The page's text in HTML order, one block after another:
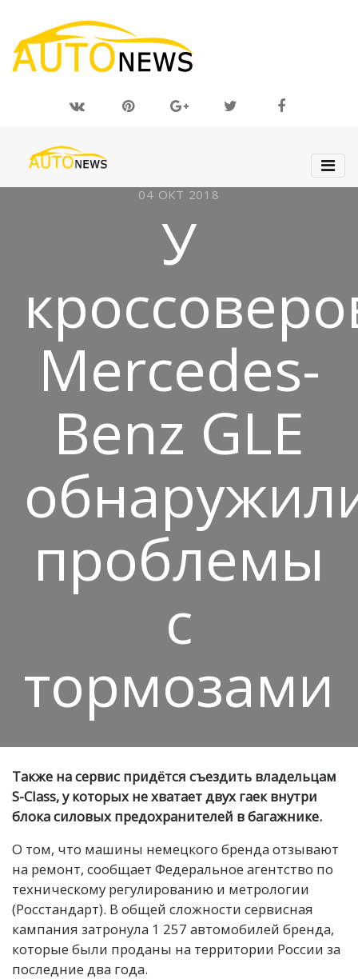
04 ОКТ 2018
У
Mercedes-
Benz GLE
проблемы
с
тормозами
Также на сервис придётся съездить владельцам
S-Class, у которых не хватает двух гаек внутри
блока силовых предохранителей в багажнике.
О том, что машины немецкого бренда отзывают
на ремонт, сообщает Федеральное агентство по
техническому регулированию и метрологии
(Росстандарт). В общей сложности сервисная
кампания затронула 1 257 автомобилей бренда,
которые были проданы на территории России за
последние два года.